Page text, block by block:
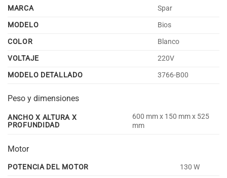
MARCA
Spar
MODELO
Bios
COLOR
Blanco
VOLTAJE
220V
MODELO DETALLADO
3766-B00
Peso y dimensiones
ANCHO X ALTURA X
PROFUNDIDAD
600 mm x 150 mm x 525
mm
Motor
POTENCIA DEL MOTOR
130 W